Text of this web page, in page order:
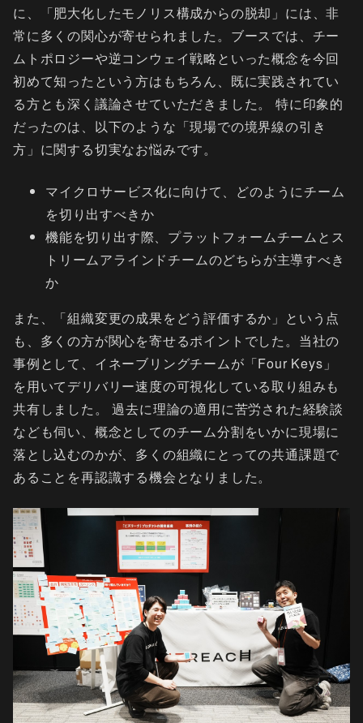
に、「肥大化したモノリス構成からの脱却」には、非
常に多くの関心が寄せられました。ブースでは、チー
ムトポロジーや逆コンウェイ戦略といった概念を今回
初めて知ったという方はもちろん、既に実践されてい
る方とも深く議論させていただきました。 特に印象的
だったのは、以下のような「現場での境界線の引き
方」に関する切実なお悩みです。
マイクロサービス化に向けて、どのようにチーム
を切り出すべきか
機能を切り出す際、プラットフォームチームとス
トリームアラインドチームのどちらが主導すべき
か
また、「組織変更の成果をどう評価するか」という点
も、多くの方が関心を寄せるポイントでした。当社の
事例として、イネーブリングチームが「Four Keys」
を用いてデリバリー速度の可視化している取り組みも
共有しました。 過去に理論の適用に苦労された経験談
なども伺い、概念としてのチーム分割をいかに現場に
落とし込むのかが、多くの組織にとっての共通課題で
あることを再認識する機会となりました。